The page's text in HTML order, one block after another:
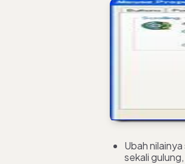
Ubah
sekali gulung,